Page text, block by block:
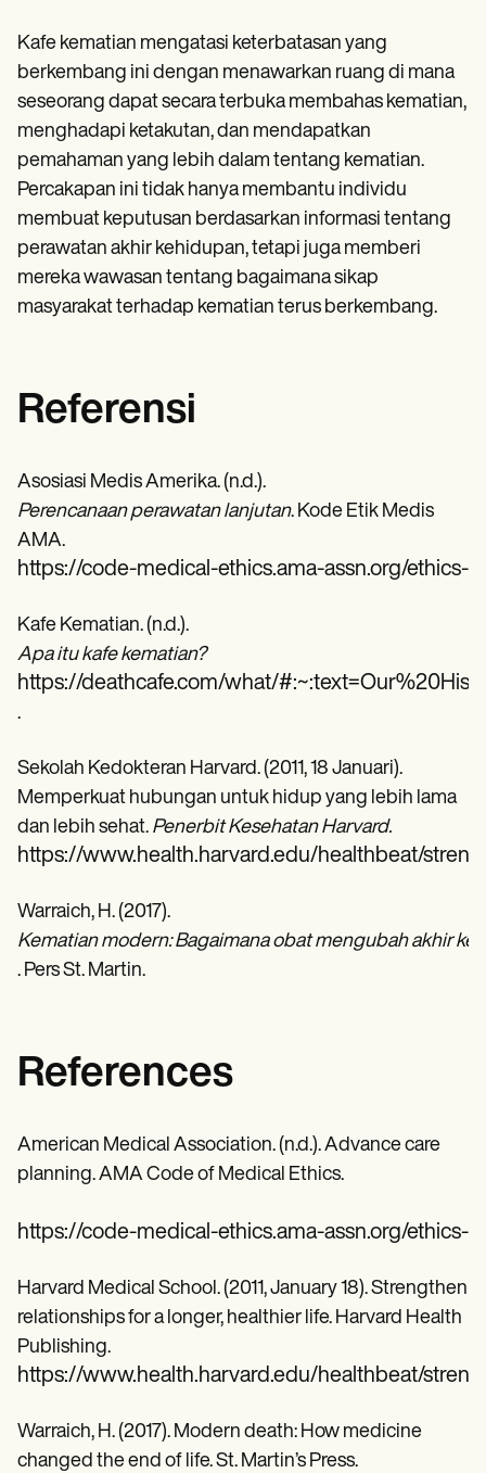
Kafe kematian mengatasi keterbatasan yang
berkembang ini dengan menawarkan ruang di mana
seseorang dapat secara terbuka membahas kematian,
menghadapi ketakutan, dan mendapatkan
pemahaman yang lebih dalam tentang kematian.
Percakapan ini tidak hanya membantu individu
membuat keputusan berdasarkan informasi tentang
perawatan akhir kehidupan, tetapi juga memberi
mereka wawasan tentang bagaimana sikap
masyarakat terhadap kematian terus berkembang.
Referensi
Asosiasi Medis Amerika. (n.d.).
Perencanaan perawatan lanjutan. Kode Etik Medis
AMA.
https://code-medical-ethics.ama-assn.org/ethics-
Kafe Kematian. (n.d.).
Apa itu kafe kematian?
https://deathcafe.com/what/
.
Sekolah Kedokteran Harvard. (2011, 18 Januari).
Memperkuat hubungan untuk hidup yang lebih lama
dan lebih sehat. Penerbit Kesehatan Harvard.
https://www.health.harvard.edu/healthbeat/
Warraich, H. (2017).
Kematian modern: Bagaimana obat mengubah akhir
. Pers St. Martin.
References
American Medical Association. (n.d.). Advance care
planning. AMA Code of Medical Ethics.
https://code-medical-ethics.ama-assn.org/ethics-
Harvard Medical School. (2011, January 18). Strengthen
relationships for a longer, healthier life. Harvard Health
Publishing.
https://www.health.harvard.edu/healthbeat/
Warraich, H. (2017). Modern death: How medicine
changed the end of life. St. Martin’s Press.